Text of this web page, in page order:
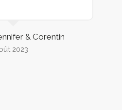
& Corentin
2023